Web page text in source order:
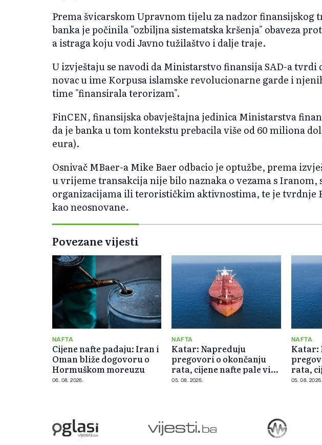
Prema švicarskom Upravnom tijelu za nadzor finansijskog
banka je počinila "ozbiljna sistematska kršenja" obaveza
a istraga koju vodi Javno tužilaštvo i dalje traje.
U izvještaju se navodi da Ministarstvo finansija SAD-a tvrdi
novac u ime Korpusa islamske revolucionarne garde i
time "finansirala terorizam".
FinCEN, finansijska obavještajna jedinica Ministarstva
da je banka u tom kontekstu prebacila više od 60 miliona
eura).
Osnivač MBaer-a Mike Baer ​​odbacio je optužbe, prema
u vrijeme transakcija nije bilo naznaka o vezama s Iranom,
organizacijama ili terorističkim aktivnostima, te je tvrdnje
kao neosnovane.
Povezane vijesti
NAFTA
Cijene nafte padaju: Iran i
Oman bliže dogovoru o
Hormuškom moreuzu
06. 08. 2026.
NAFTA
Katar: Napreduju
pregovori o okončanju
rata, cijene nafte pale više
od 5 posto
05. 08. 2026.
NAFTA
Katar:
rata,
od 5
05. 08. 2026.